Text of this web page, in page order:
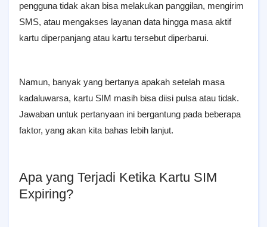
pengguna tidak akan bisa melakukan panggilan, mengirim
SMS, atau mengakses layanan data hingga masa aktif
kartu diperpanjang atau kartu tersebut diperbarui.
Namun, banyak yang bertanya apakah setelah masa
kadaluwarsa, kartu SIM masih bisa diisi pulsa atau tidak.
Jawaban untuk pertanyaan ini bergantung pada beberapa
faktor, yang akan kita bahas lebih lanjut.
Apa yang Terjadi Ketika Kartu SIM
Expiring?